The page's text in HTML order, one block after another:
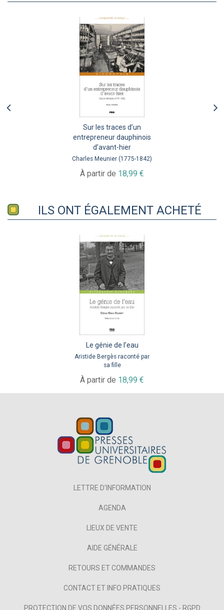
Sur les traces d’un
entrepreneur dauphinois
d’avant-hier
Charles Meunier (1775-1842)
À partir de 18,99 €
ILS ONT ÉGALEMENT ACHETÉ
Le génie de l’eau
Aristide Bergès raconté par
sa fille
À partir de 18,99 €
LETTRE D'INFORMATION
AGENDA
LIEUX DE VENTE
AIDE GÉNÉRALE
RETOURS ET COMMANDES
CONTACT ET INFO PRATIQUES
PROTECTION DE VOS DONNÉES PERSONNELLES - RGPD